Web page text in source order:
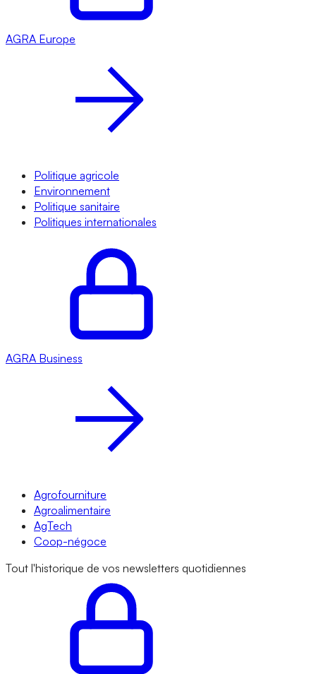
AGRA Europe
Politique agricole
Environnement
Politique sanitaire
Politiques internationales
AGRA Business
Agrofourniture
Agroalimentaire
AgTech
Coop-négoce
Tout l'historique de vos newsletters quotidiennes